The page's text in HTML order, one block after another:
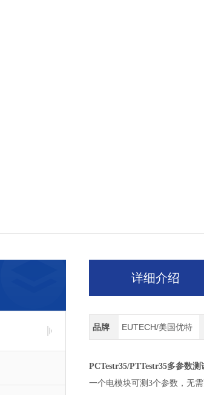
详细介绍
品牌 EUTECH/美国优特
PCTestr35/PTTestr35多参数测
一个电模块可测3个参数，无